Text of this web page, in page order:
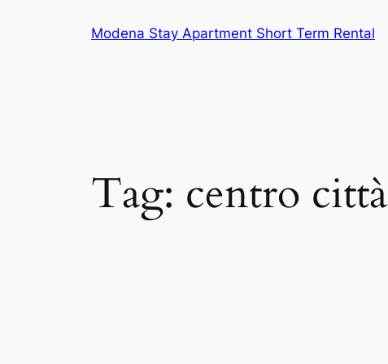
Modena Stay Apartment Short Term Rental
Tag: centro città